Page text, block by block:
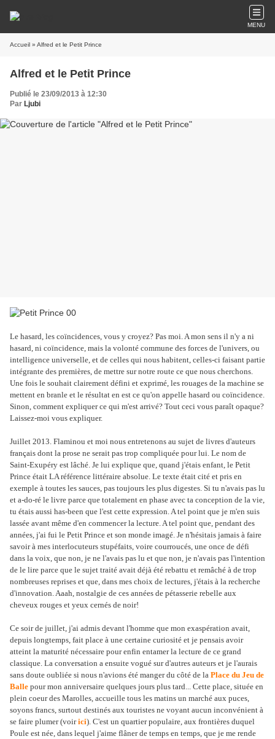
MENU
Accueil » Alfred et le Petit Prince
Alfred et le Petit Prince
Publié le 23/09/2013 à 12:30
Par Ljubi
Le hasard, les coïncidences, vous y croyez? Pas moi. A mon sens il n'y a ni
hasard, ni coïncidence, mais la volonté commune des forces de l'univers, ou
intelligence universelle, et de celles qui nous habitent, celles-ci faisant partie
intégrante des premières, de mettre sur notre route ce que nous cherchons.
Une fois le souhait clairement défini et exprimé, les rouages de la machine se
mettent en branle et le résultat en est ce qu'on appelle hasard ou coïncidence.
Sinon, comment expliquer ce qui m'est arrivé? Tout ceci vous paraît opaque?
Laissez-moi vous expliquer.
Juillet 2013. Flaminou et moi nous entretenons au sujet de livres d'auteurs
français dont la prose ne serait pas trop compliquée pour lui. Le nom de
Saint-Exupéry est lâché. Je lui explique que, quand j'étais enfant, le Petit
Prince était LA référence littéraire absolue. Le texte était cité et pris en
exemple à toutes les sauces, pas toujours les plus digestes. Si tu n'avais pas lu
et a-do-ré le livre parce que totalement en phase avec ta conception de la vie,
tu étais aussi has-been que l'est cette expression. A tel point que je m'en suis
lassée avant même d'en commencer la lecture. A tel point que, pendant des
années, j'ai fui le Petit Prince et son monde imagé. Je n'hésitais jamais à faire
savoir à mes interlocuteurs stupéfaits, voire courroucés, une once de défi
dans la voix, que non, je ne l'avais pas lu et que non, je n'avais pas l'intention
de le lire parce que le sujet traité avait déjà été rebattu et remâché à de trop
nombreuses reprises et que, dans mes choix de lectures, j'étais à la recherche
d'innovation. Aaah, nostalgie de ces années de pétasserie rebelle aux
cheveux rouges et yeux cernés de noir!
Ce soir de juillet, j'ai admis devant l'homme que mon exaspération avait,
depuis longtemps, fait place à une certaine curiosité et je pensais avoir
atteint la maturité nécessaire pour enfin entamer la lecture de ce grand
classique. La conversation a ensuite vogué sur d'autres auteurs et je l'aurais
sans doute oubliée si nous n'avions été manger du côté de la Place du Jeu de
Balle pour mon anniversaire quelques jours plus tard... Cette place, située en
plein coeur des Marolles, accueille tous les matins un marché aux puces,
soyons francs, surtout destinés aux touristes ne voyant aucun inconvénient à
se faire plumer (voirici). C'est un quartier populaire, aux frontières duquel
Poule est née, dans lequel j'aime flâner de temps en temps, que je me rende